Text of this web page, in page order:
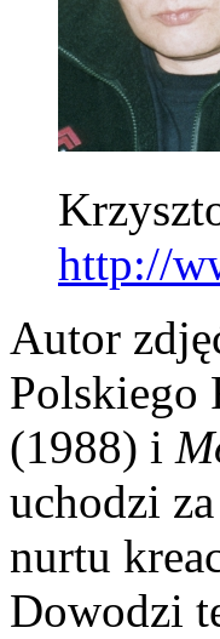
http://
Autor
Polskiego
(1988) i
uchodzi
nurtu
Dowodzi